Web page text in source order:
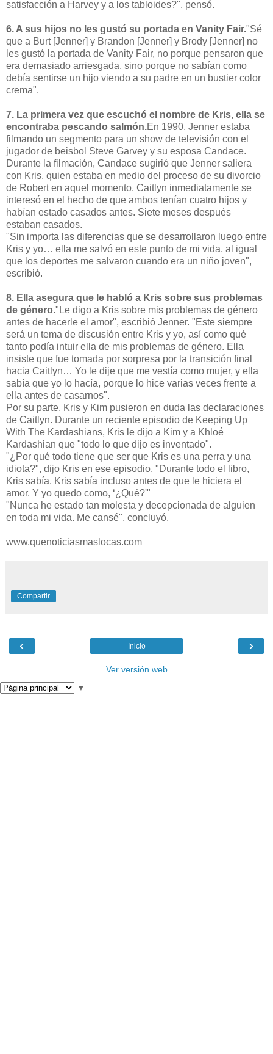
satisfacción a Harvey y a los tabloides?", pensó.
6. A sus hijos no les gustó su portada en Vanity Fair."Sé
que a Burt [Jenner] y Brandon [Jenner] y Brody [Jenner] no
les gustó la portada de Vanity Fair, no porque pensaron que
era demasiado arriesgada, sino porque no sabían como
debía sentirse un hijo viendo a su padre en un bustier color
crema".
7. La primera vez que escuchó el nombre de Kris, ella se
encontraba pescando salmón.En 1990, Jenner estaba
filmando un segmento para un show de televisión con el
jugador de beisbol Steve Garvey y su esposa Candace.
Durante la filmación, Candace sugirió que Jenner saliera
con Kris, quien estaba en medio del proceso de su divorcio
de Robert en aquel momento. Caitlyn inmediatamente se
interesó en el hecho de que ambos tenían cuatro hijos y
habían estado casados antes. Siete meses después
estaban casados.
"Sin importa las diferencias que se desarrollaron luego entre
Kris y yo… ella me salvó en este punto de mi vida, al igual
que los deportes me salvaron cuando era un niño joven",
escribió.
8. Ella asegura que le habló a Kris sobre sus problemas
de género."Le digo a Kris sobre mis problemas de género
antes de hacerle el amor", escribió Jenner. "Este siempre
será un tema de discusión entre Kris y yo, así como qué
tanto podía intuir ella de mis problemas de género. Ella
insiste que fue tomada por sorpresa por la transición final
hacia Caitlyn… Yo le dije que me vestía como mujer, y ella
sabía que yo lo hacía, porque lo hice varias veces frente a
ella antes de casarnos".
Por su parte, Kris y Kim pusieron en duda las declaraciones
de Caitlyn. Durante un reciente episodio de Keeping Up
With The Kardashians, Kris le dijo a Kim y a Khloé
Kardashian que "todo lo que dijo es inventado".
"¿Por qué todo tiene que ser que Kris es una perra y una
idiota?", dijo Kris en ese episodio. "Durante todo el libro,
Kris sabía. Kris sabía incluso antes de que le hiciera el
amor. Y yo quedo como, ‘¿Qué?'"
"Nunca he estado tan molesta y decepcionada de alguien
en toda mi vida. Me cansé", concluyó.
www.quenoticiasmaslocas.com
Compartir
‹ ›
Inicio
Ver versión web
▼